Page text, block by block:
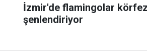
İzmir'de flamingolar
şenlendiriyor